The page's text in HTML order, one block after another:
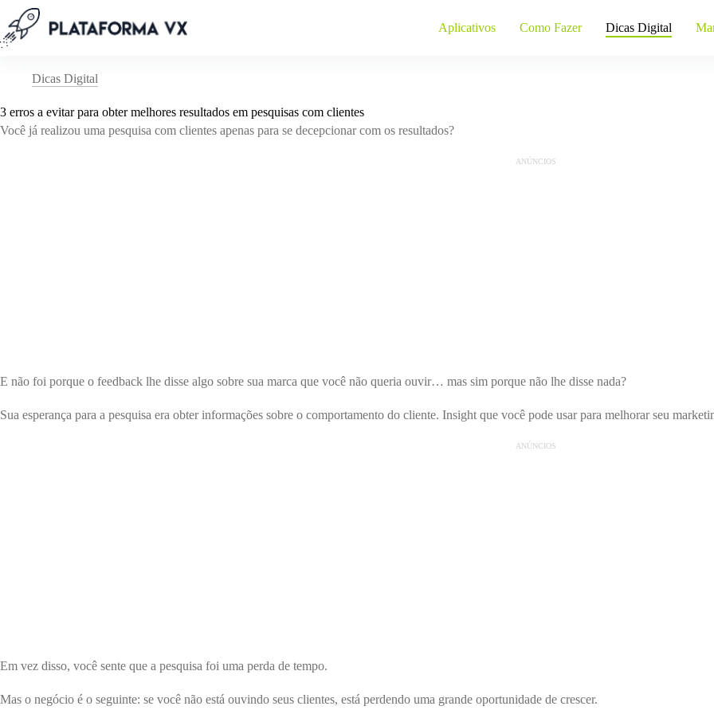
para
o
conteúdo
Aplicativos Como Fazer Dicas Digital
Dicas Digital
3 erros a evitar para obter melhores resultados em pesquisas com clientes
Você já realizou uma pesquisa com clientes apenas para se decepcionar com os resultados?
ANÚNCIOS
E não foi porque o feedback lhe disse algo sobre sua marca que você não queria ouvir… mas sim porque não lhe disse nada?
Sua esperança para a pesquisa era obter informações sobre o comportamento do cliente. Insight que você pode usar para melhorar seu
ANÚNCIOS
Em vez disso, você sente que a pesquisa foi uma perda de tempo.
Mas o negócio é o seguinte: se você não está ouvindo seus clientes, está perdendo uma grande oportunidade de crescer.